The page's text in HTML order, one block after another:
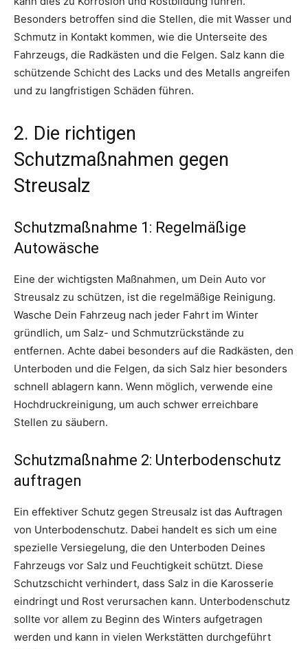
Besonders betroffen sind die Stellen, die mit Wasser und
Schmutz in Kontakt kommen, wie die Unterseite des
Fahrzeugs, die Radkästen und die Felgen. Salz kann die
schützende Schicht des Lacks und des Metalls angreifen
und zu langfristigen Schäden führen.
2. Die richtigen
Schutzmaßnahmen gegen
Streusalz
Schutzmaßnahme 1: Regelmäßige
Autowäsche
Eine der wichtigsten Maßnahmen, um Dein Auto vor
Streusalz zu schützen, ist die regelmäßige Reinigung.
Wasche Dein Fahrzeug nach jeder Fahrt im Winter
gründlich, um Salz- und Schmutzrückstände zu
entfernen. Achte dabei besonders auf die Radkästen, den
Unterboden und die Felgen, da sich Salz hier besonders
schnell ablagern kann. Wenn möglich, verwende eine
Hochdruckreinigung, um auch schwer erreichbare
Stellen zu säubern.
Schutzmaßnahme 2: Unterbodenschutz
auftragen
Ein effektiver Schutz gegen Streusalz ist das Auftragen
von Unterbodenschutz. Dabei handelt es sich um eine
spezielle Versiegelung, die den Unterboden Deines
Fahrzeugs vor Salz und Feuchtigkeit schützt. Diese
Schutzschicht verhindert, dass Salz in die Karosserie
eindringt und Rost verursachen kann. Unterbodenschutz
sollte vor allem zu Beginn des Winters aufgetragen
werden und kann in vielen Werkstätten durchgeführt